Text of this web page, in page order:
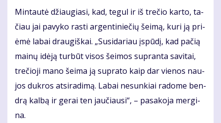
Min­tau­tė džiau­gia­si, kad, te­gul ir iš tre­čio kar­to, ta­
čiau jai pa­vy­ko ras­ti ar­gen­ti­nie­čių šei­mą, ku­ri ją pri­
ėmė la­bai drau­giš­kai. „Su­si­da­riau įspū­dį, kad pa­čią
mai­nų idė­ją tur­būt vi­sos šei­mos su­pran­ta sa­vi­tai,
tre­čio­ji ma­no šei­ma ją su­pra­to kaip dar vie­nos nau­
jos duk­ros at­si­ra­di­mą. La­bai ne­sun­kiai ra­do­me ben­
drą kal­bą ir ge­rai ten jau­čiau­si“, – pa­sa­ko­ja mer­gi­
na.